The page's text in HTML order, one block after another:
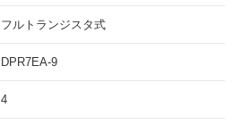
フルトランジスタ式
DPR7EA-9
4